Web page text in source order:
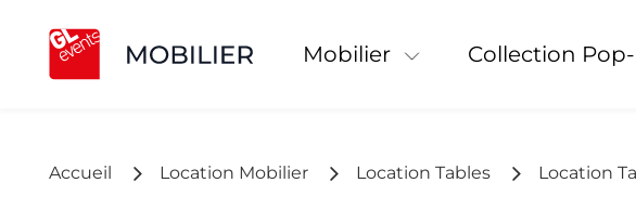
Mobilier Collection
Accueil Location Mobilier Location Tables Location